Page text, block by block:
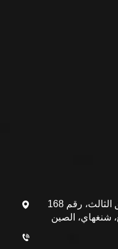
المبنى 17، منطقة مينشان، الطابق الثالث، رقم 168
شنغهاي، الصين